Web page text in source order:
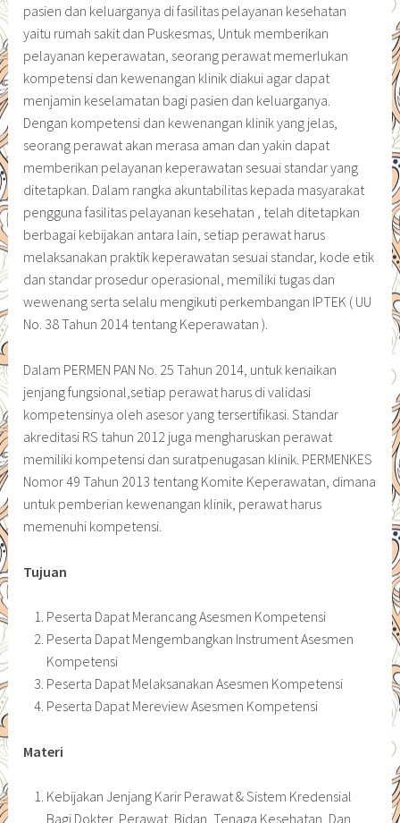
pasien dan keluarganya di fasilitas pelayanan kesehatan
yaitu rumah sakit dan Puskesmas, Untuk memberikan
pelayanan keperawatan, seorang perawat memerlukan
kompetensi dan kewenangan klinik diakui agar dapat
menjamin keselamatan bagi pasien dan keluarganya.
Dengan kompetensi dan kewenangan klinik yang jelas,
seorang perawat akan merasa aman dan yakin dapat
memberikan pelayanan keperawatan sesuai standar yang
ditetapkan. Dalam rangka akuntabilitas kepada masyarakat
pengguna fasilitas pelayanan kesehatan , telah ditetapkan
berbagai kebijakan antara lain, setiap perawat harus
melaksanakan praktik keperawatan sesuai standar, kode etik
dan standar prosedur operasional, memiliki tugas dan
wewenang serta selalu mengikuti perkembangan IPTEK ( UU
No. 38 Tahun 2014 tentang Keperawatan ).
Dalam PERMEN PAN No. 25 Tahun 2014, untuk kenaikan
jenjang fungsional,setiap perawat harus di validasi
kompetensinya oleh asesor yang tersertifikasi. Standar
akreditasi RS tahun 2012 juga mengharuskan perawat
memiliki kompetensi dan suratpenugasan klinik. PERMENKES
Nomor 49 Tahun 2013 tentang Komite Keperawatan, dimana
untuk pemberian kewenangan klinik, perawat harus
memenuhi kompetensi.
Tujuan
Peserta Dapat Merancang Asesmen Kompetensi
Peserta Dapat Mengembangkan Instrument Asesmen
Kompetensi
Peserta Dapat Melaksanakan Asesmen Kompetensi
Peserta Dapat Mereview Asesmen Kompetensi
Materi
Kebijakan Jenjang Karir Perawat & Sistem Kredensial
Bagi Dokter, Perawat, Bidan, Tenaga Kesehatan, Dan